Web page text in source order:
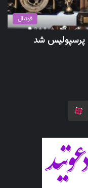
فوتبال
پرسپولیس شد